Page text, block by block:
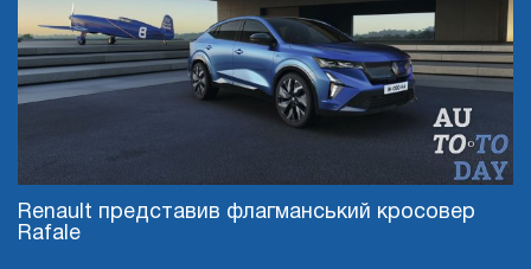
Renault представив флагманський кросовер
Rafale